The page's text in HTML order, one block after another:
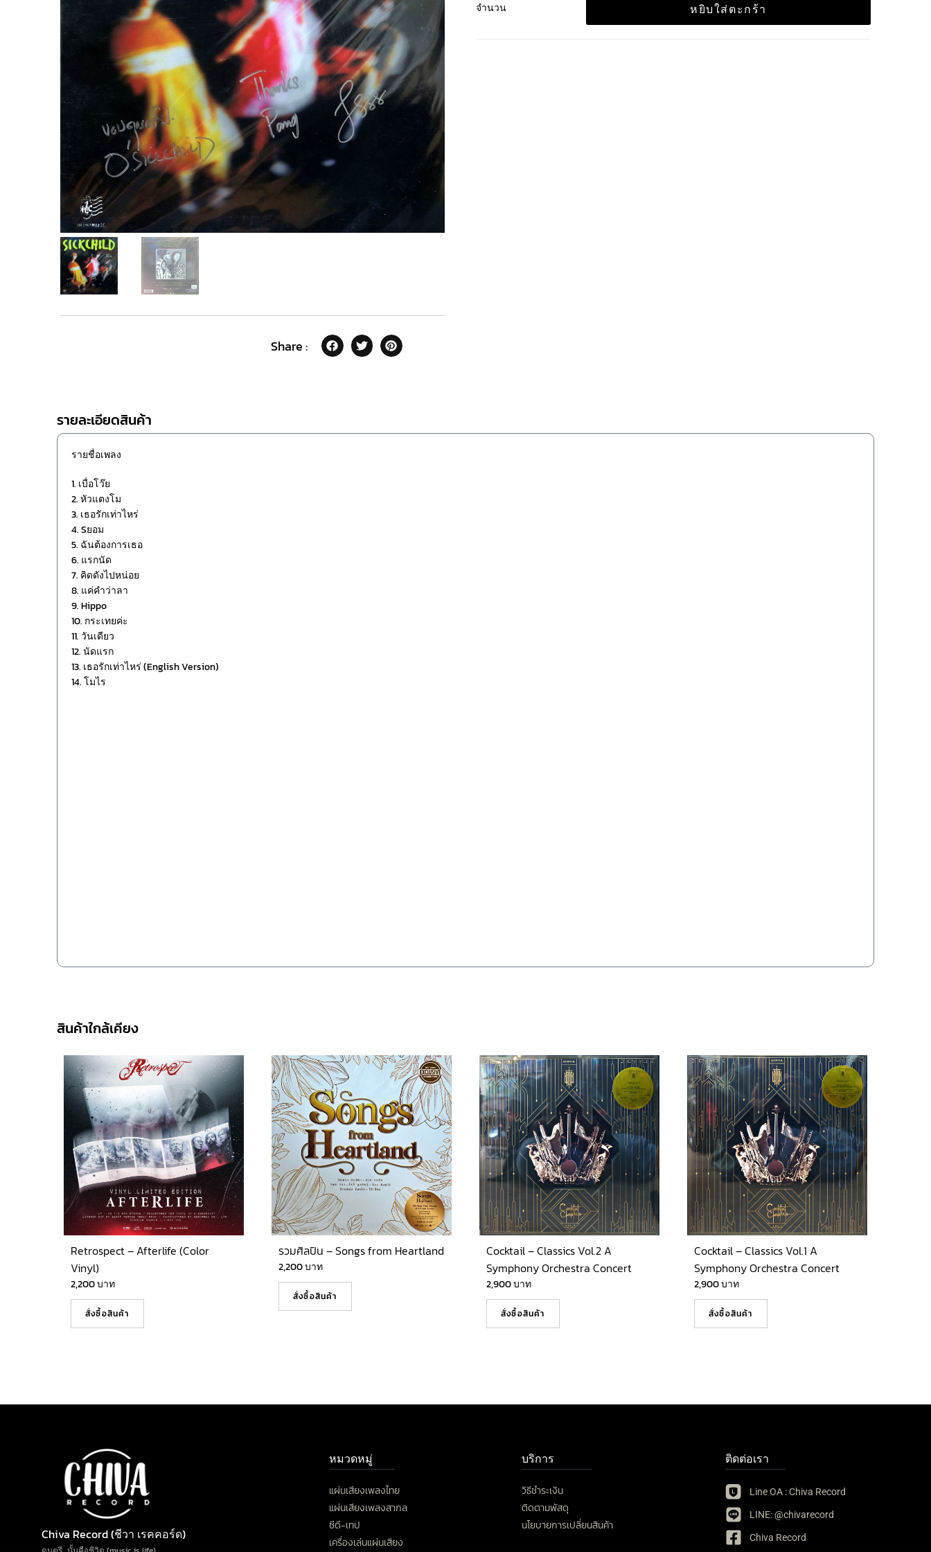
Share :
จำนวน หยิบใส่ตะกร้า
รายละเอียดสินค้า
รายชื่อเพลง
1. เบื่อโว๊ย
2. หัวแตงโม
3. เธอรักเท่าไหร่
4. Sยอม
5. ฉันต้องการเธอ
6. แรกนัด
7. คิดดังไปหน่อย
8. แค่คำว่าลา
9. Hippo
10. กระเทยค่ะ
11. วันเดียว
12. นัดแรก
13. เธอรักเท่าไหร่ (English Version)
14. โมไร
สินค้าใกล้เคียง
Retrospect – Afterlife (Color
Vinyl)
2,200บาท
สั่งซื้อสินค้า
รวมศิลปิน – Songs from Heartland
2,200บาท
สั่งซื้อสินค้า
Cocktail – Classics Vol.2 A
Symphony Orchestra Concert
2,900บาท
สั่งซื้อสินค้า
Cocktail – Classics Vol.1 A
Symphony Orchestra Concert
2,900บาท
สั่งซื้อสินค้า
Chiva Record (ชีวา เรคคอร์ด)
หมวดหมู่
แผ่นเสียงเพลงไทย
แผ่นเสียงเพลงสากล
ซีดี-เทป
เครื่องเล่นแผ่นเสียง
บริการ
วิธีชำระเงิน
ติดตามพัสดุ
นโยบายการเปลี่ยนสินค้า
ติดต่อเรา
Line OA : Chiva Record
LINE: @chivarecord
Chiva Record